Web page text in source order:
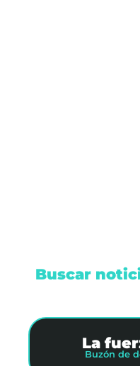
Buscar
La
Buzón de